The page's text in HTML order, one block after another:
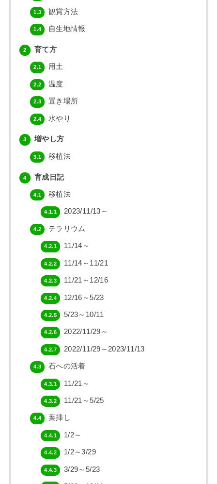
1.3 観賞方法
1.4 自生地情報
2 育て方
2.1 用土
2.2 温度
2.3 置き場所
2.4 水やり
3 増やし方
3.1 移植法
4 育成日記
4.1 移植法
4.1.1 2023/11/13～
4.2 テラリウム
4.2.1 11/14～
4.2.2 11/14～11/21
4.2.3 11/21～12/16
4.2.4 12/16～5/23
4.2.5 5/23～10/11
4.2.6 2022/11/29～
4.2.7 2022/11/29～2023/11/13
4.3 石への活着
4.3.1 11/21～
4.3.2 11/21～5/25
4.4 葉挿し
4.4.1 1/2～
4.4.2 1/2～3/29
4.4.3 3/29～5/23